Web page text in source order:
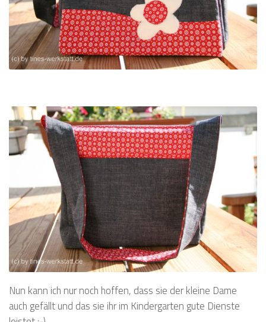
Nun kann ich nur noch hoffen, dass sie der kleine Dame
auch gefällt und das sie ihr im Kindergarten gute Dienste